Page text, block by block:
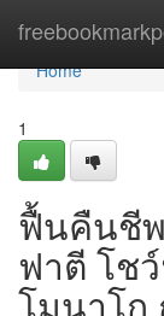
Home
Home
1
ฟื้นคืนชี
ฟาตี โช
โมนาโก